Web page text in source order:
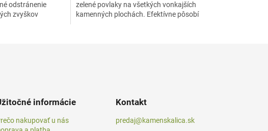
odstránenie
zvyškov
zelené povlaky na všetkých vonkajších
kamenných plochách. Efektívne pôsobí
informácie
nakupovať u nás
Kontakt
predaj@kamenskalica.sk